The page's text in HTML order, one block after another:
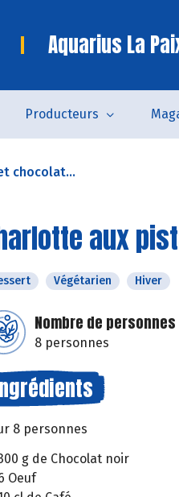
Aquarius La
Producteurs
chocolat...
aux
Végétarien Hiver
Nombre de personnes
8 personnes
8 personnes
g de Chocolat noir
Oeuf